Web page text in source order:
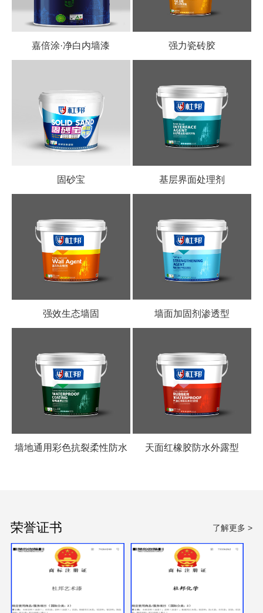
嘉倍涂·净白内墙漆 强力瓷砖胶
固砂宝 基层界面处理剂
强效生态墙固 墙面加固剂渗透型
墙地通用彩色抗裂柔性防水 天面红橡胶防水外露型
荣誉证书 了解更多 >